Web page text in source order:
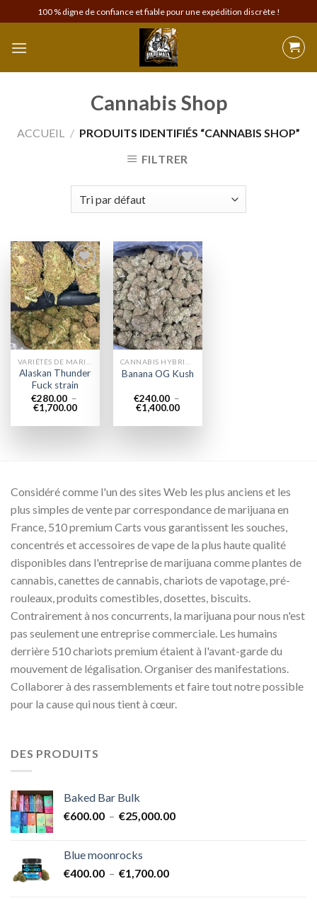
to
content
100 % digne de confiance et fiable pour une expédition discrète !
Cannabis Shop
ACCUEIL / PRODUITS IDENTIFIÉS “CANNABIS SHOP”
FILTRER
Add to
wishlist
Alaskan Thunder
Fuck strain
€280.00 –
€1,700.00Plage
prix :
Add to
wishlist
Banana OG Kush
€240.00 –
€1,400.00Plage
prix :
Considéré comme l'un des sites Web les plus anciens et les
plus simples de vente par correspondance de marijuana en
France, 510 premium Carts vous garantissent les souches,
concentrés et accessoires de vape de la plus haute qualité
disponibles dans l'entreprise de marijuana comme plantes de
cannabis, canettes de cannabis, chariots de vapotage, pré-
rouleaux, produits comestibles, dosettes, biscuits.
Contrairement à nos concurrents, la marijuana pour nous n'est
pas seulement une entreprise commerciale. Les humains
derrière 510 chariots premium étaient à l'avant-garde du
mouvement de légalisation. Organiser des manifestations.
Collaborer à des rassemblements et faire tout notre possible
pour la cause qui nous tient à cœur.
DES PRODUITS
Baked Bar Bulk
€600.00 – €25,000.00Plage
Blue moonrocks
€400.00 – €1,700.00Plage